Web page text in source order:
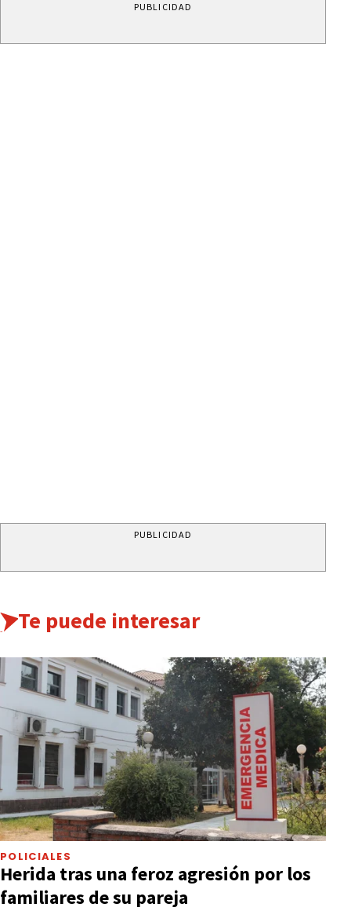
PUBLICIDAD
PUBLICIDAD
Te puede interesar
POLICIALES
Herida tras una feroz agresión por los
familiares de su pareja